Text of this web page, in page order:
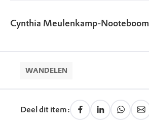
Cynthia Meulenkamp-Nooteboom
WANDELEN
Deel dit item: